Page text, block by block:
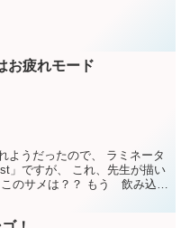
お疲れモード
ようだったので、 ラミネータ
」ですが、 これ、先生が描い
のサメは？？ もう 飲み込ん